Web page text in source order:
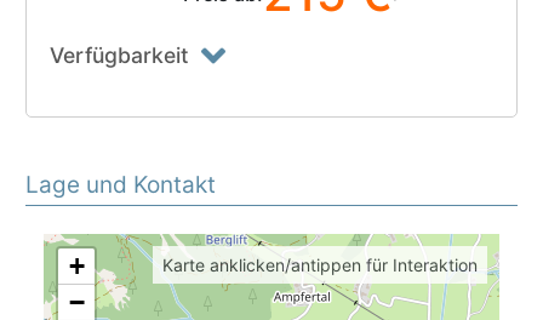
Verfügbarkeit
Lage und Kontakt
+
−
Karte anklicken/antippen für Interaktion